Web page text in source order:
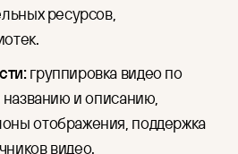
ресурсов,
группировка видео по
и описанию,
отображения, поддержка
видео.